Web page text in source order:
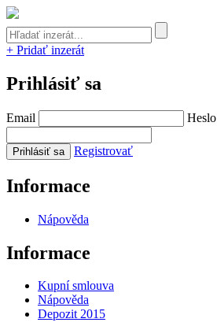
+ Pridať inzerát
Prihlásiť sa
Email Heslo
Registrovať
Informace
Nápověda
Informace
Kupní smlouva
Nápověda
Depozit 2015